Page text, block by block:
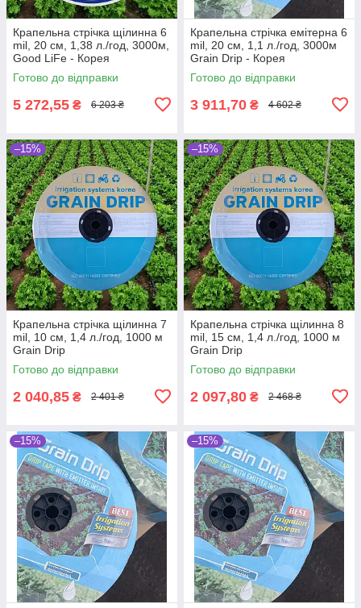
Крапельна стрічка щілинна 6
mil, 20 см, 1,38 л./год, 3000м,
Good LiFe - Корея
Готово до відправки
5 272,55 ₴ 6 203 ₴
Крапельна стрічка емітерна 6
mil, 20 см, 1,1 л./год, 3000м
Grain Drip - Корея
Готово до відправки
3 911,70 ₴ 4 602 ₴
–15%
Крапельна стрічка щілинна 7
mil, 10 см, 1,4 л./год, 1000 м
Grain Drip
Готово до відправки
2 040,85 ₴ 2 401 ₴
–15%
Крапельна стрічка щілинна 8
mil, 15 см, 1,4 л./год, 1000 м
Grain Drip
Готово до відправки
2 097,80 ₴ 2 468 ₴
–15% –15%